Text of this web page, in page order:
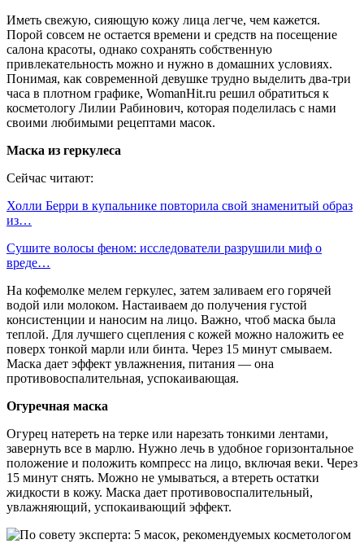
Иметь свежую, сияющую кожу лица легче, чем кажется.
Порой совсем не остается времени и средств на посещение
салона красоты, однако сохранять собственную
привлекательность можно и нужно в домашних условиях.
Понимая, как современной девушке трудно выделить два-три
часа в плотном графике, WomanHit.ru решил обратиться к
косметологу Лилии Рабинович, которая поделилась с нами
своими любимыми рецептами масок.
Маска из геркулеса
Сейчас читают:
Холли Берри в купальнике повторила свой знаменитый образ
из…
Сушите волосы феном: исследователи разрушили миф о
вреде…
На кофемолке мелем геркулес, затем заливаем его горячей
водой или молоком. Настаиваем до получения густой
консистенции и наносим на лицо. Важно, чтоб маска была
теплой. Для лучшего сцепления с кожей можно наложить ее
поверх тонкой марли или бинта. Через 15 минут смываем.
Маска дает эффект увлажнения, питания — она
противовоспалительная, успокаивающая.
Огуречная маска
Огурец натереть на терке или нарезать тонкими лентами,
завернуть все в марлю. Нужно лечь в удобное горизонтальное
положение и положить компресс на лицо, включая веки. Через
15 минут снять. Можно не умываться, а втереть остатки
жидкости в кожу. Маска дает противовоспалительный,
увлажняющий, успокаивающий эффект.